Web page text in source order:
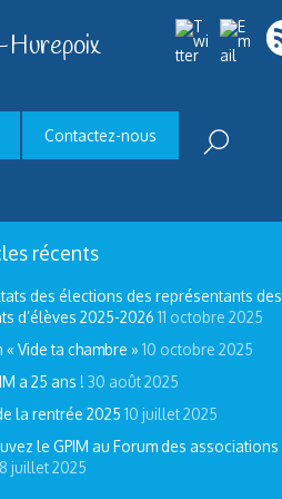
Hurepoix
Contactez-nous
récents
des élections des représentants des
d’élèves 2025-2026 11 octobre 2025
« Vide ta chambre » 10 octobre 2025
a 25 ans ! 30 août 2025
la rentrée 2025 10 juillet 2025
le GPIM au Forum des associations
8 juillet 2025